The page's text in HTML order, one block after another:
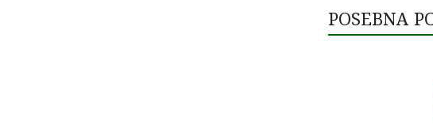
POSEBNA